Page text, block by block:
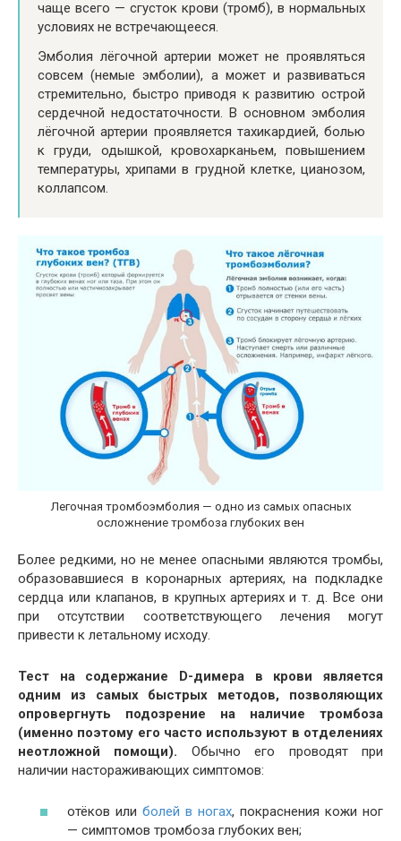
чаще всего — сгусток крови (тромб), в нормальных
условиях не встречающееся.
Эмболия лёгочной артерии может не проявляться
совсем (немые эмболии), а может и развиваться
стремительно, быстро приводя к развитию острой
сердечной недостаточности. В основном эмболия
лёгочной артерии проявляется тахикардией, болью
к груди, одышкой, кровохарканьем, повышением
температуры, хрипами в грудной клетке, цианозом,
коллапсом.
Легочная тромбоэмболия — одно из самых опасных
осложнение тромбоза глубоких вен
Более редкими, но не менее опасными являются тромбы,
образовавшиеся в коронарных артериях, на подкладке
сердца или клапанов, в крупных артериях и т. д. Все они
при отсутствии соответствующего лечения могут
привести к летальному исходу.
Тест на содержание D-димера в крови является
одним из самых быстрых методов, позволяющих
опровергнуть подозрение на наличие тромбоза
(именно поэтому его часто используют в отделениях
неотложной помощи). Обычно его проводят при
наличии настораживающих симптомов:
отёков или болей в ногах, покраснения кожи ног
— симптомов тромбоза глубоких вен;